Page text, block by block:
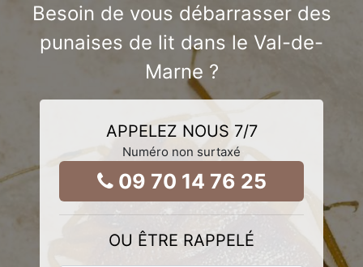
Besoin de vous débarrasser des
punaises de lit dans le Val-de-
Marne ?
APPELEZ NOUS 7/7
Numéro non surtaxé
09 70 14 76 25
OU ÊTRE RAPPELÉ